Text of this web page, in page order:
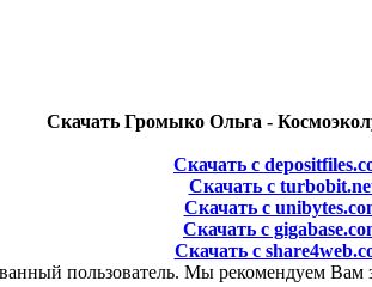
Скачать Громыко Ольга -
Скачать с
Скачать с
Скачать с
Скачать с
Скачать с
пользователь. Мы рекомендуем Вам